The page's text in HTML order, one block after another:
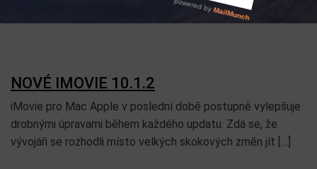
NOVÉ IMOVIE 10.1.2
iMovie pro Mac Apple v poslední době postupně vylepšuje
drobnými úpravami během každého updatu. Zdá se, že
vývojáři se rozhodli místo velkých skokových změn jít […]